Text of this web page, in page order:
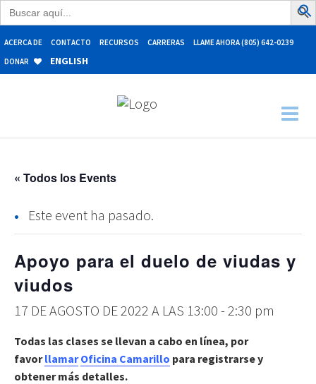
Buscar:
ACERCA DE CONTACTO RECURSOS CARRERAS
LLAME AHORA (805) 642-0239
DONAR
ENGLISH
« Todos los Events
Este event ha pasado.
Apoyo para el duelo de viudas y
viudos
17 DE AGOSTO DE 2022 A LAS 13:00 -2:30 pm
Todas las clases se llevan a cabo en línea, por
favorllamar Oficina Camarillo para registrarse y
obtener más detalles.